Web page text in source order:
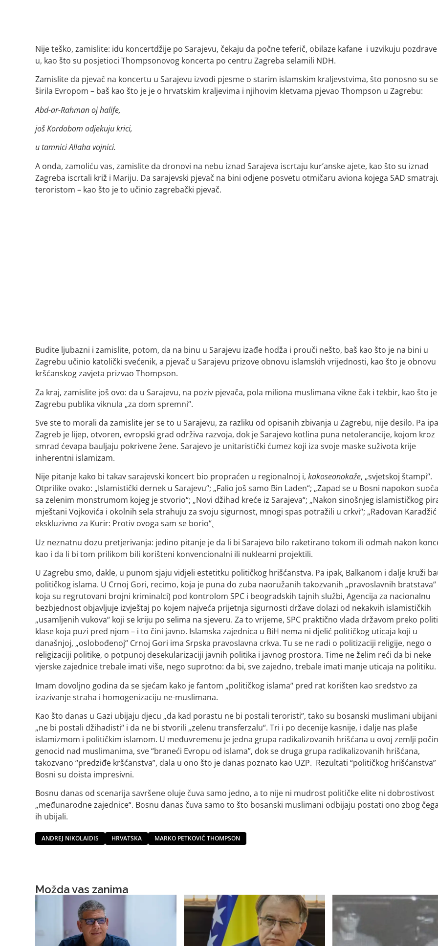
Nije teško, zamislite: idu koncertdžije po Sarajevu, čekaju da počne teferič, obilaze kafane i uzvikuju pozdrave
u, kao što su posjetioci Thompsonovog koncerta po centru Zagreba selamili NDH.
Zamislite da pjevač na koncertu u Sarajevu izvodi pjesme o starim islamskim kraljevstvima, što ponosno su se
širila Evropom – baš kao što je je o hrvatskim kraljevima i njihovim kletvama pjevao Thompson u Zagrebu:
Abd-ar-Rahman oj halife,
još Kordobom odjekuju krici,
u tamnici Allaha vojnici.
A onda, zamoliću vas, zamislite da dronovi na nebu iznad Sarajeva iscrtaju kur’anske ajete, kao što su iznad
Zagreba iscrtali križ i Mariju. Da sarajevski pjevač na bini odjene posvetu otmičaru aviona kojega SAD
teroristom – kao što je to učinio zagrebački pjevač.
Budite ljubazni i zamislite, potom, da na binu u Sarajevu izađe hodža i prouči nešto, baš kao što je na bini u
Zagrebu učinio katolički svećenik, a pjevač u Sarajevu prizove obnovu islamskih vrijednosti, kao što je obnovu
kršćanskog zavjeta prizvao Thompson.
Za kraj, zamislite još ovo: da u Sarajevu, na poziv pjevača, pola miliona muslimana vikne čak i tekbir, kao što
Zagrebu publika viknula „za dom spremni“.
Sve ste to morali da zamislite jer se to u Sarajevu, za razliku od opisanih zbivanja u Zagrebu, nije desilo. Pa
Zagreb je lijep, otvoren, evropski grad održiva razvoja, dok je Sarajevo kotlina puna netolerancije, kojom kroz
smrad ćevapa bauljaju pokrivene žene. Sarajevo je unitaristički ćumez koji iza svoje maske suživota krije
inherentni islamizam.
Nije pitanje kako bi takav sarajevski koncert bio propraćen u regionalnoj i, kakoseonokaže, „svjetskoj štampi“.
Otprilike ovako: „Islamistički dernek u Sarajevu“; „Falio još samo Bin Laden“; „Zapad se u Bosni napokon
sa zelenim monstrumom kojeg je stvorio“; „Novi džihad kreće iz Sarajeva“; „Nakon sinošnjeg islamističkog
mještani Vojkovića i okolnih sela strahuju za svoju sigurnost, mnogi spas potražili u crkvi“; „Radovan Karadžić
ekskluzivno za Kurir: Protiv ovoga sam se borio“¸
Uz neznatnu dozu pretjerivanja: jedino pitanje je da li bi Sarajevo bilo raketirano tokom ili odmah nakon
kao i da li bi tom prilikom bili korišteni konvencionalni ili nuklearni projektili.
U Zagrebu smo, dakle, u punom sjaju vidjeli estetitku političkog hrišćanstva. Pa ipak, Balkanom i dalje kruži
političkog islama. U Crnoj Gori, recimo, koja je puna do zuba naoružanih takozvanih „pravoslavnih bratstava“
koja su regrutovani brojni kriminalci) pod kontrolom SPC i beogradskih tajnih službi, Agencija za nacionalnu
bezbjednost objavljuje izvještaj po kojem najveća prijetnja sigurnosti države dolazi od nekakvih islamističkih
„usamljenih vukova“ koji se kriju po selima na sjeveru. Za to vrijeme, SPC praktično vlada državom preko
klase koja puzi pred njom – i to čini javno. Islamska zajednica u BiH nema ni djelić političkog uticaja koji u
današnjoj, „oslobođenoj“ Crnoj Gori ima Srpska pravoslavna crkva. Tu se ne radi o politizaciji religije, nego o
religizaciji politike, o potpunoj desekularizaciji javnih politika i javnog prostora. Time ne želim reći da bi neke
vjerske zajednice trebale imati više, nego suprotno: da bi, sve zajedno, trebale imati manje uticaja na politiku.
Imam dovoljno godina da se sjećam kako je fantom „političkog islama“ pred rat korišten kao sredstvo za
izazivanje straha i homogenizaciju ne-muslimana.
Kao što danas u Gazi ubijaju djecu „da kad porastu ne bi postali teroristi“, tako su bosanski muslimani
„ne bi postali džihadisti“ i da ne bi stvorili „zelenu transferzalu“. Tri i po decenije kasnije, i dalje nas plaše
islamizmom i političkim islamom. U međuvremenu je jedna grupa radikalizovanih hrišćana u ovoj zemlji
genocid nad muslimanima, sve “braneći Evropu od islama”, dok se druga grupa radikalizovanih hrišćana,
takozvano “predziđe kršćanstva”, dala u ono što je danas poznato kao UZP. Rezultati “političkog hrišćanstva”
Bosni su doista impresivni.
Bosnu danas od scenarija savršene oluje čuva samo jedno, a to nije ni mudrost političke elite ni dobrostivost
„međunarodne zajednice“. Bosnu danas čuva samo to što bosanski muslimani odbijaju postati ono zbog
ih ubijali.
ANDREJ NIKOLAIDIS HRVATSKA MARKO PETKOVIĆ THOMPSON
Možda vas zanima